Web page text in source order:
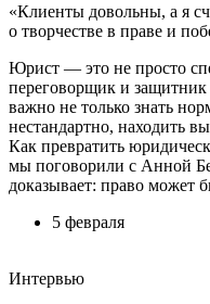
«Клиенты довольны, а я
о творчестве в праве и
Юрист — это не просто
переговорщик и
важно не только знать
нестандартно, находить
Как превратить
мы поговорили с Анной
доказывает: право может
5 февраля
Интервью